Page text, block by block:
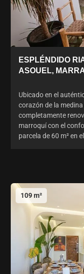
ESPLÉNDIDO
ASOUEL,
Ubicado en el
corazón de la
completamente
marroquí con el
parcela de 60 m² en
109 m²